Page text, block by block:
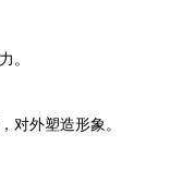
。
对外塑造形象。